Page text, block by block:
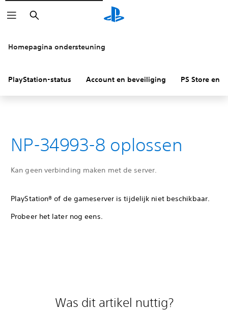
Zoeken
Homepagina ondersteuning
PlayStation-status Account en beveiliging PS Store en
NP-34993-8 oplossen
Kan geen verbinding maken met de server.
PlayStation® of de gameserver is tijdelijk niet beschikbaar.
Probeer het later nog eens.
Was dit artikel nuttig?